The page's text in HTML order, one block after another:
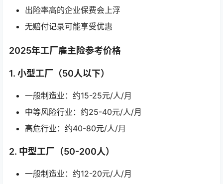
出险率高的企业保费会上浮
无赔付记录可能享受优惠
2025年工厂雇主险参考价格
1. 小型工厂（50人以下）
一般制造业：约15-25元/人/月
中等风险行业：约25-40元/人/月
高危行业：约40-80元/人/月
2. 中型工厂（50-200人）
一般制造业：约12-20元/人/月